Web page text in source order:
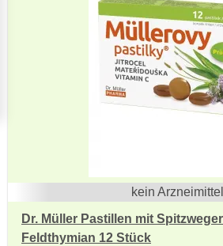
kein Arzneimittel
Dr. Müller Pastillen mit
Feldthymian 12 Stück